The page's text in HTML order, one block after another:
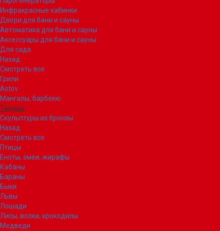
Инфракрасные кабинки
Двери для бани и сауны
Автоматика для бани и сауны
Аксессуары для бани и сауны
Для сада
Назад
Смотреть все
Грили
Astov
Мангалы, барбекю
Тандыр
Скульптуры из бронзы
Назад
Смотреть все
Птицы
Еноты, змеи, жирафы
Кабаны
Бараны
Быки
Львы
Лошади
Лисы, волки, крокодилы
Медведи